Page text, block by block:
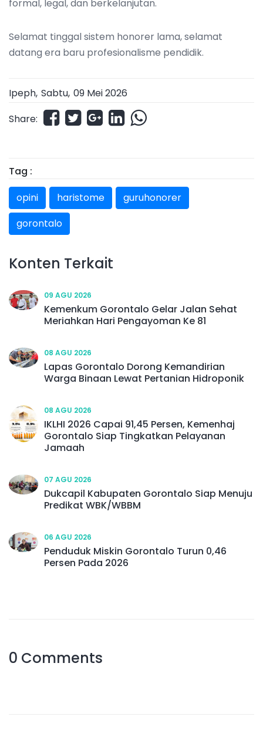
formal, legal, dan berkelanjutan.
Selamat tinggal sistem honorer lama, selamat
datang era baru profesionalisme pendidik.
Ipeph, Sabtu, 09 Mei 2026
Share:
Tag :
opini
haristome
guruhonorer
gorontalo
Konten Terkait
09 AGU 2026
Kemenkum Gorontalo Gelar Jalan Sehat
Meriahkan Hari Pengayoman Ke 81
08 AGU 2026
Lapas Gorontalo Dorong Kemandirian
Warga Binaan Lewat Pertanian Hidroponik
08 AGU 2026
IKLHI 2026 Capai 91,45 Persen, Kemenhaj
Gorontalo Siap Tingkatkan Pelayanan
Jamaah
07 AGU 2026
Dukcapil Kabupaten Gorontalo Siap Menuju
Predikat WBK/WBBM
06 AGU 2026
Penduduk Miskin Gorontalo Turun 0,46
Persen Pada 2026
0 Comments